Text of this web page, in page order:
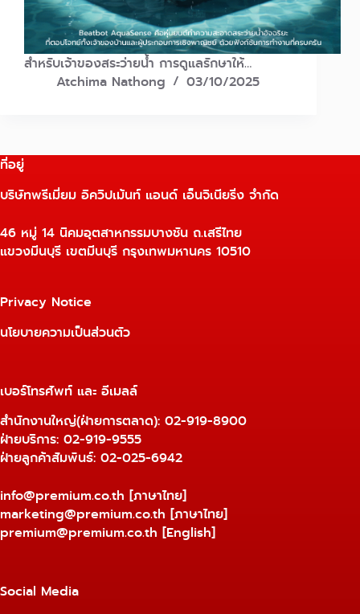
สำหรับเจ้าของสระว่ายน้ำ การดูแลรักษาให้…
Atchima Nathong
03/10/2025
ที่อยู่
บริษัทพรีเมี่ยม อิควิปเม้นท์ แอนด์ เอ็นจิเนียริ่ง จำกัด
46 หมู่ 14 นิคมอุตสาหกรรมบางชัน ถ.เสรีไทย
แขวงมีนบุรี เขตมีนบุรี กรุงเทพมหานคร 10510
Privacy Notice
นโยบายความเป็นส่วนตัว
เบอร์โทรศัพท์ และ อีเมลล์
สำนักงานใหญ่(ฝ่ายการตลาด): 02-919-8900
ฝ่ายบริการ: 02-919-9555
ฝ่ายลูกค้าสัมพันธ์: 02-025-6942
info@premium.co.th [ภาษาไทย]
marketing@premium.co.th [ภาษาไทย]
premium@premium.co.th [English]
Social Media